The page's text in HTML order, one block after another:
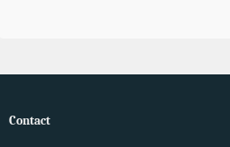
Contact